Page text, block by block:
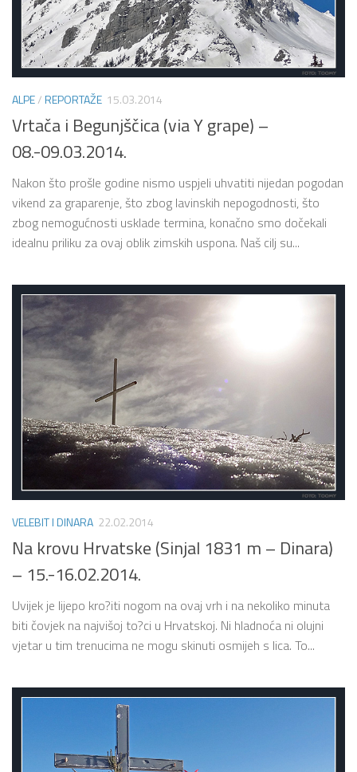
ALPE/REPORTAŽE 15.03.2014
Vrtača i Begunjščica (via Y grape) –
08.-09.03.2014.
Nakon što prošle godine nismo uspjeli uhvatiti nijedan pogodan
vikend za graparenje, što zbog lavinskih nepogodnosti, što
zbog nemogućnosti usklade termina, konačno smo dočekali
idealnu priliku za ovaj oblik zimskih uspona. Naš cilj su...
VELEBIT I DINARA 22.02.2014
Na krovu Hrvatske (Sinjal 1831 m – Dinara)
– 15.-16.02.2014.
Uvijek je lijepo kro?iti nogom na ovaj vrh i na nekoliko minuta
biti čovjek na najvišoj to?ci u Hrvatskoj. Ni hladnoća ni olujni
vjetar u tim trenucima ne mogu skinuti osmijeh s lica. To...